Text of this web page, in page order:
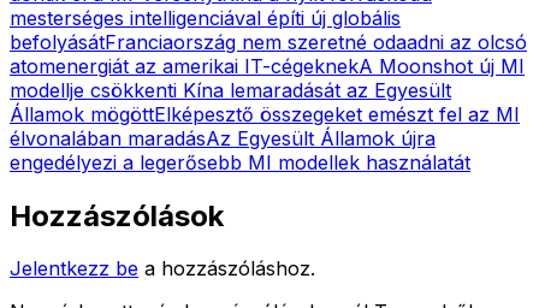
mesterséges intelligenciával építi új globális
befolyásátFranciaország nem szeretné odaadni az olcsó
atomenergiát az amerikai IT-cégeknekA Moonshot új MI
modellje csökkenti Kína lemaradását az Egyesült
Államok mögöttElképesztő összegeket emészt fel az MI
élvonalában maradásAz Egyesült Államok újra
engedélyezi a legerősebb MI modellek használatát
Hozzászólások
Jelentkezz be a hozzászóláshoz.